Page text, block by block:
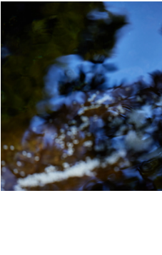
Hisao Taira
Water flowing
The Rein Hotel